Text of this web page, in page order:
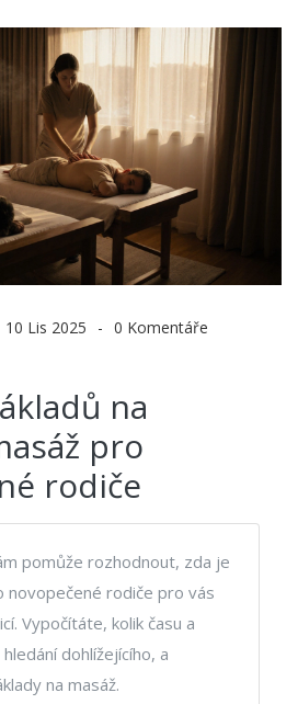
10 Lis 2025 0 Komentáře
na
pro
rodiče
pomůže rozhodnout, zda je
novopečené rodiče pro vás
Vypočítáte, kolik času a
dohlížejícího, a
na masáž.